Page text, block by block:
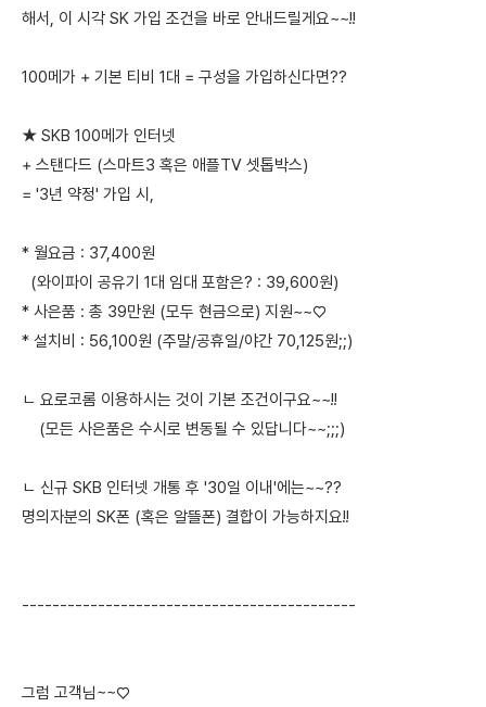
해서, 이 시각 SK 가입 조건을 바로 안내드릴게요~~!!
100메가 + 기본 티비 1대 = 구성을 가입하신다면??
★ SKB 100메가 인터넷
+ 스탠다드 (스마트3 혹은 애플TV 셋톱박스)
= '3년 약정' 가입 시,
* 월요금 : 37,400원
(와이파이 공유기 1대 임대 포함은? : 39,600원)
* 사은품 : 총 39만원 (모두 현금으로) 지원~~♡
* 설치비 : 56,100원 (주말/공휴일/야간 70,125원;;)
ㄴ 요로코롬 이용하시는 것이 기본 조건이구요~~!!
(모든 사은품은 수시로 변동될 수 있답니다~~;;;)
ㄴ 신규 SKB 인터넷 개통 후 '30일 이내'에는~~??
명의자분의 SK폰 (혹은 알뜰폰) 결합이 가능하지요!!
--------------------------------------------
그럼 고객님~~♡